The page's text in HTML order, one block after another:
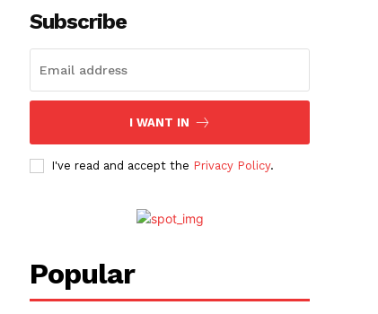
Subscribe
I WANT IN
I've read and accept the Privacy Policy.
Popular